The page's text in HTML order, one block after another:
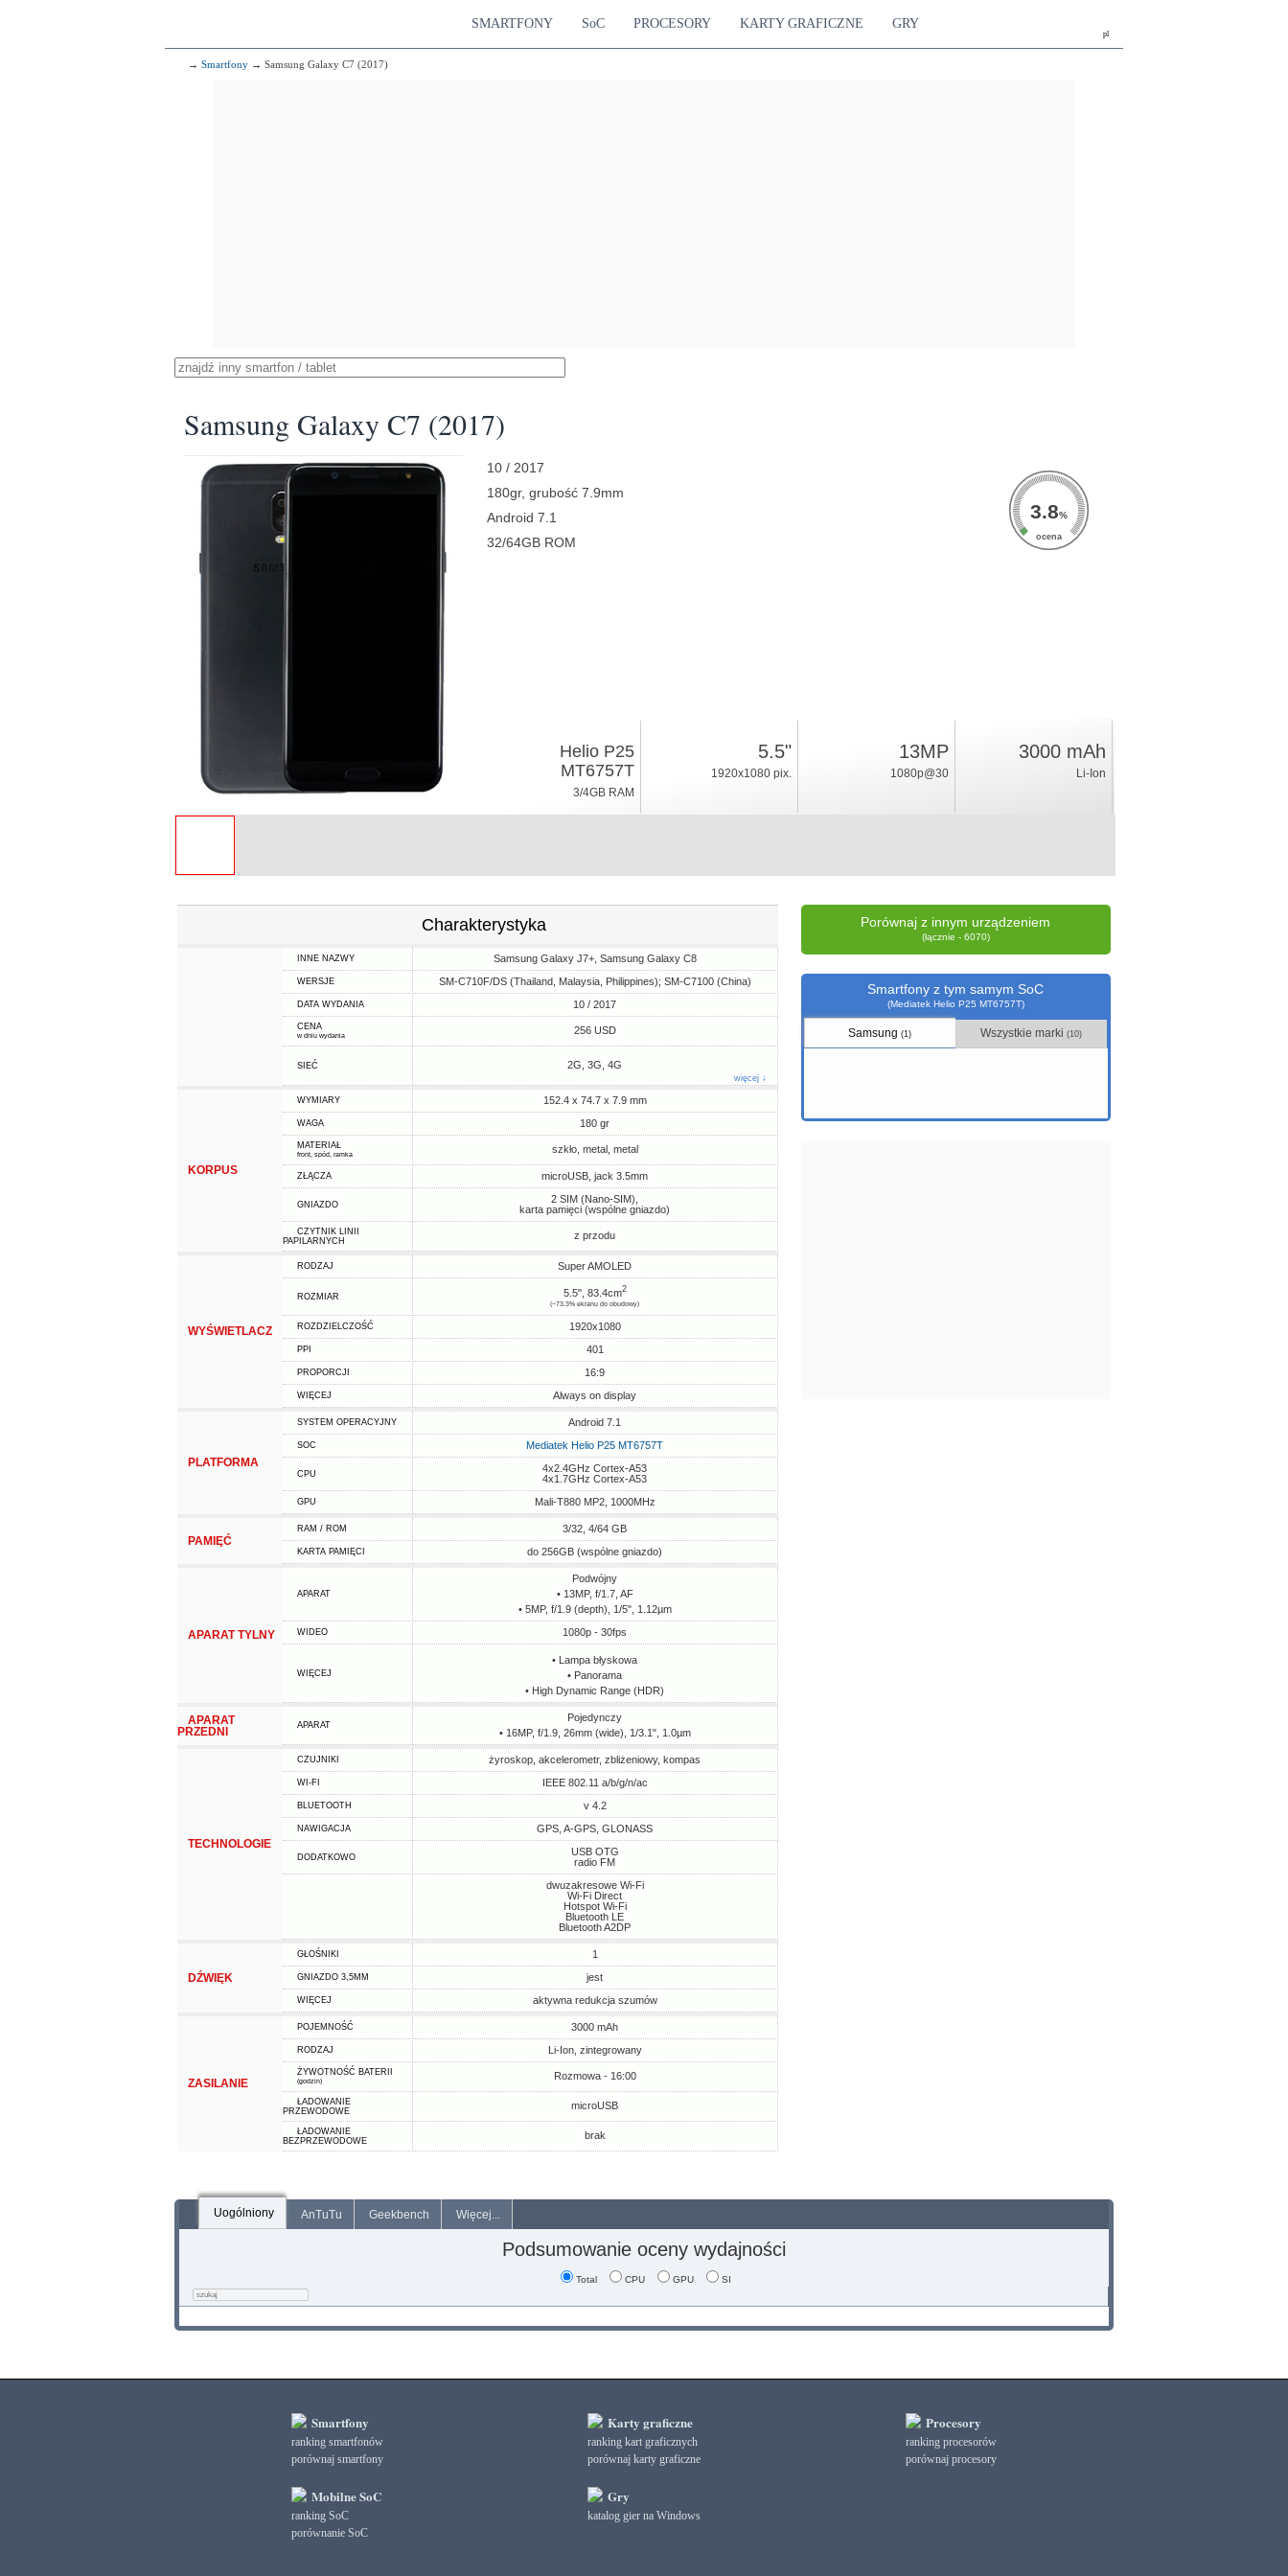
pl
SMARTFONY SoC PROCESORY KARTY GRAFICZNE GRY
→ Smartfony → Samsung Galaxy C7 (2017)
Samsung Galaxy C7 (2017)
10 / 2017
180gr, grubość 7.9mm
Android 7.1
32/64GB ROM
3.8%
ocena
Helio P25
MT6757T
3/4GB RAM
5.5"
1920x1080 pix.
13MP
1080p@30
3000 mAh
Li-Ion
Charakterystyka
INNE NAZWY Samsung Galaxy J7+, Samsung Galaxy C8
WERSJE SM-C710F/DS (Thailand, Malaysia, Philippines); SM-C7100 (China)
DATA WYDANIA 10 / 2017
CENA
w dniu wydania 256 USD
SIEĆ 2G, 3G, 4G
więcej ↓
KORPUS
WYMIARY 152.4 x 74.7 x 7.9 mm
WAGA 180 gr
MATERIAŁ
front, spód, ramka szkło, metal, metal
ZŁĄCZA microUSB, jack 3.5mm
GNIAZDO
2 SIM (Nano-SIM),
karta pamięci (wspólne gniazdo)
CZYTNIK LINII
PAPILARNYCH
z przodu
WYŚWIETLACZ
RODZAJ Super AMOLED
ROZMIAR 5.5", 83.4cm2
(~73.3% ekranu do obudowy)
ROZDZIELCZOŚĆ 1920x1080
PPI 401
PROPORCJI 16:9
WIĘCEJ Always on display
PLATFORMA
SYSTEM OPERACYJNY Android 7.1
SOC Mediatek Helio P25 MT6757T
CPU
4x2.4GHz Cortex-A53
4x1.7GHz Cortex-A53
GPU Mali-T880 MP2, 1000MHz
PAMIĘĆ
RAM / ROM 3/32, 4/64 GB
KARTA PAMIĘCI do 256GB (wspólne gniazdo)
APARAT TYLNY
APARAT
Podwójny
• 13MP, f/1.7, AF
• 5MP, f/1.9 (depth), 1/5", 1.12µm
WIDEO 1080p - 30fps
WIĘCEJ
• Lampa błyskowa
• Panorama
• High Dynamic Range (HDR)
APARAT
PRZEDNI
APARAT
Pojedynczy
• 16MP, f/1.9, 26mm (wide), 1/3.1", 1.0µm
TECHNOLOGIE
CZUJNIKI żyroskop, akcelerometr, zbliżeniowy, kompas
WI-FI IEEE 802.11 a/b/g/n/ac
BLUETOOTH v 4.2
NAWIGACJA GPS, A-GPS, GLONASS
DODATKOWO
USB OTG
radio FM
dwuzakresowe Wi-Fi
Wi-Fi Direct
Hotspot Wi-Fi
Bluetooth LE
Bluetooth A2DP
DŹWIĘK
GŁOŚNIKI 1
GNIAZDO 3,5MM jest
WIĘCEJ aktywna redukcja szumów
ZASILANIE
POJEMNOŚĆ 3000 mAh
RODZAJ Li-Ion, zintegrowany
ŻYWOTNOŚĆ BATERII
(godzin) Rozmowa - 16:00
ŁADOWANIE
PRZEWODOWE
microUSB
ŁADOWANIE
BEZPRZEWODOWE
brak
Porównaj z innym urządzeniem
(łącznie - 6070)
Smartfony z tym samym SoC
(Mediatek Helio P25 MT6757T)
Samsung(1) Wszystkie marki(10)
Uogólniony AnTuTu Geekbench Więcej...
Podsumowanie oceny wydajności
Total CPU GPU SI
Smartfony
ranking smartfonów
porównaj smartfony
Mobilne SoC
ranking SoC
porównanie SoC
Karty graficzne
ranking kart graficznych
porównaj karty graficzne
Gry
katalog gier na Windows
Procesory
ranking procesorów
porównaj procesory